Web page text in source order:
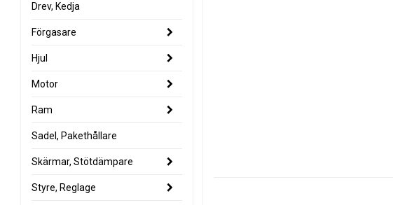
Drev, Kedja
Förgasare
Hjul
Motor
Ram
Sadel, Pakethållare
Skärmar, Stötdämpare
Styre, Reglage